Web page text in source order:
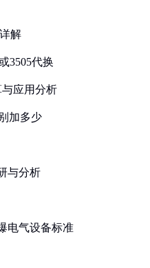
解
3505代换
与应用分析
加多少
与分析
电气设备标准